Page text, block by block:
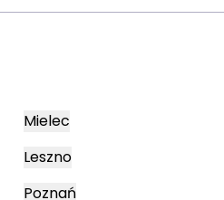
Mielec
Leszno
Poznań